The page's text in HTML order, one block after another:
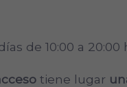
de 10:00 a 20:00
tiene lugar